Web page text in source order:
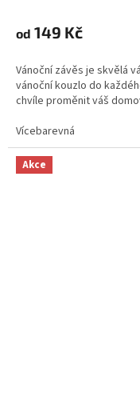
produktu
je
z
5
hvězdiček.
od 149 Kč
Vánoční závěs je skvělá
vánoční kouzlo do
chvíle proměnit váš
Vícebarevná
Akce